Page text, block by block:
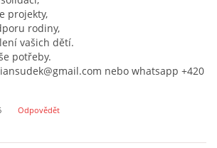
projekty,
rodiny,
vašich dětí.
potřeby.
nebo whatsapp +420
Odpovědět